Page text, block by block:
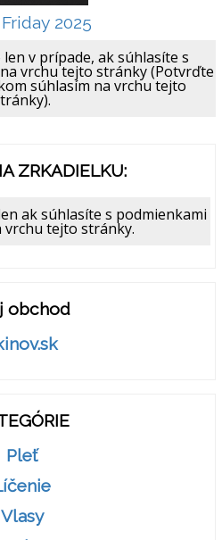
2025
v prípade, ak súhlasíte s
vrchu tejto stránky (Potvrďte
súhlasím na vrchu tejto
ZRKADIELKU:
ak súhlasíte s podmienkami
vrchu tejto stránky.
obchod
Pleť
Vlasy